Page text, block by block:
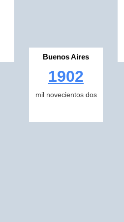
Buenos Aires
1902
mil novecientos dos